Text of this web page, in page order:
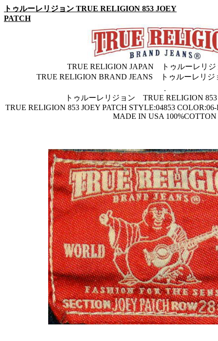
トゥルーレリジョン TRUE RELIGION 853 JOEY
PATCH
TRUE RELIGION JAPAN トゥルーレリジ
TRUE RELIGION BRAND JEANS トゥルーレリジ
.
トゥルーレリジョン TRUE RELIGION 853
TRUE RELIGION 853 JOEY PATCH STYLE:04853
MADE IN USA 100%COTTON